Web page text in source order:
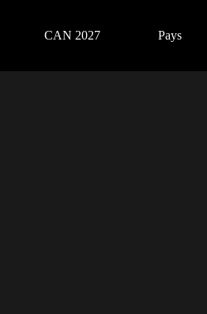
CAN 2027 Pays